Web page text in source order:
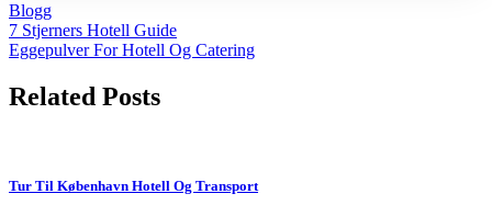
Blogg
Post
navigation
7 Stjerners Hotell Guide
Eggepulver For Hotell Og Catering
Related Posts
Tur Til København Hotell Og Transport